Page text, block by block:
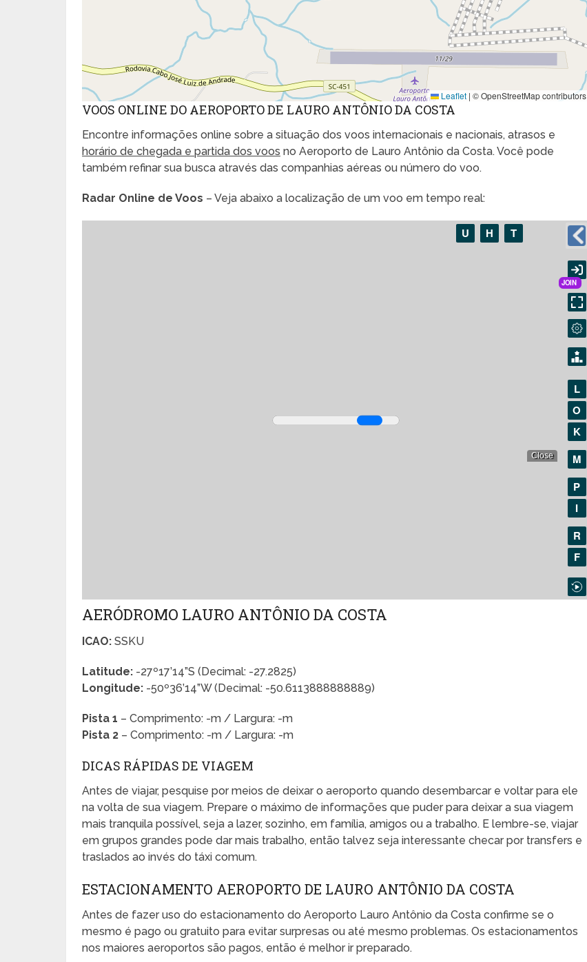
Leaflet | © OpenStreetMap contributors
VOOS ONLINE DO AEROPORTO DE LAURO ANTÔNIO DA COSTA
Encontre informações online sobre a situação dos voos internacionais e nacionais, atrasos e
horário de chegada e partida dos voos no Aeroporto de Lauro Antônio da Costa. Você pode
também refinar sua busca através das companhias aéreas ou número do voo.
Radar Online de Voos – Veja abaixo a localização de um voo em tempo real:
AERÓDROMO LAURO ANTÔNIO DA COSTA
ICAO: SSKU
Latitude: -27º17’14”S (Decimal: -27.2825)
Longitude: -50º36’14”W (Decimal: -50.6113888888889)
Pista 1 – Comprimento: -m / Largura: -m
Pista 2 – Comprimento: -m / Largura: -m
DICAS RÁPIDAS DE VIAGEM
Antes de viajar, pesquise por meios de deixar o aeroporto quando desembarcar e voltar para ele
na volta de sua viagem. Prepare o máximo de informações que puder para deixar a sua viagem
mais tranquila possível, seja a lazer, sozinho, em família, amigos ou a trabalho. E lembre-se, viajar
em grupos grandes pode dar mais trabalho, então talvez seja interessante checar por transfers e
traslados ao invés do táxi comum.
ESTACIONAMENTO AEROPORTO DE LAURO ANTÔNIO DA COSTA
Antes de fazer uso do estacionamento do Aeroporto Lauro Antônio da Costa confirme se o
mesmo é pago ou gratuito para evitar surpresas ou até mesmo problemas. Os estacionamentos
nos maiores aeroportos são pagos, então é melhor ir preparado.